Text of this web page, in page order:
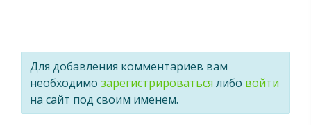
Для добавления комментариев вам
необходимо зарегистрироваться либо войти
на сайт под своим именем.